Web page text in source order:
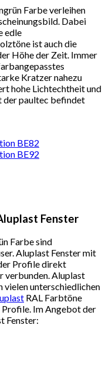
Farbe verleihen
Dabei
edle
ist auch die
Höhe der Zeit. Immer
Kratzer nahezu
hohe Lichtechtheit und
paultec befindet
BE82
BE92
Fenster
Farbe sind
Aluplast Fenster mit
Profile direkt
verbunden. Aluplast
vielen unterschiedlichen
RAL Farbtöne
Profile. Im Angebot der
Fenster: